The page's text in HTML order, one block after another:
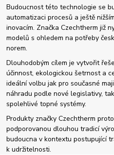
Budoucnost této technologie se
automatizaci procesů a ještě
inovacím. Značka Czechtherm již
modelů s ohledem na potřeby
norem.
Dlouhodobým cílem je vytvořit
účinnost, ekologickou šetrnost a
ideální volbu jak pro současné
náhradu podle nové legislativy,
spolehlivé topné systémy.
Produkty značky Czechtherm
podporovanou dlouhou tradicí
budoucna v kontextu postupující
k udržitelnosti.